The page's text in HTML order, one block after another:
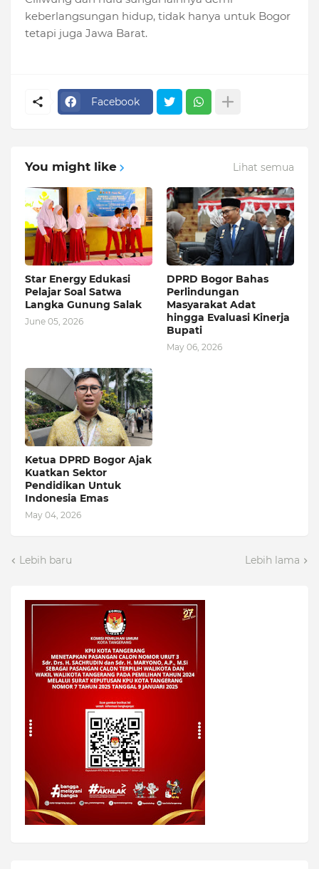
keberlangsungan hidup, tidak hanya untuk Bogor
tetapi juga Jawa Barat.
Facebook
You might like Lihat semua
Star Energy Edukasi
Pelajar Soal Satwa
Langka Gunung Salak
June 05, 2026
DPRD Bogor Bahas
Perlindungan
Masyarakat Adat
hingga Evaluasi Kinerja
Bupati
May 06, 2026
Ketua DPRD Bogor Ajak
Kuatkan Sektor
Pendidikan Untuk
Indonesia Emas
May 04, 2026
Lebih baru Lebih lama